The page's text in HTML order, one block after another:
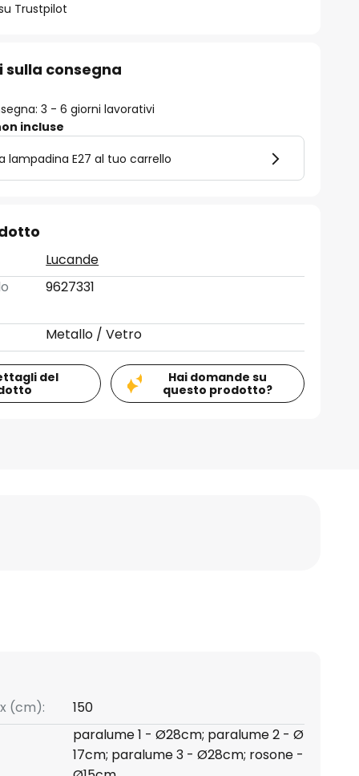
Trustpilot
consegna
3 - 6 giorni lavorativi
incluse
lampadina E27 al tuo carrello
Lucande
9627331
Metallo / Vetro
del
Hai domande su
questo prodotto?
(cm):
150
paralume 1 - Ø28cm; paralume 2 - Ø
17cm; paralume 3 - Ø28cm; rosone -